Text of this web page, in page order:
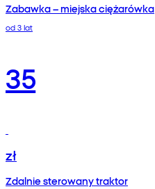
Zabawka – miejska ciężarówka
od 3 lat
35
zł
Zdalnie sterowany traktor